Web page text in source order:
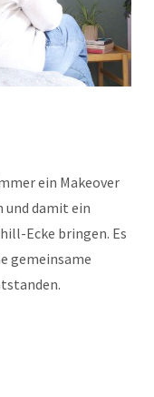
ein Makeover
damit ein
Ecke bringen. Es
gemeinsame